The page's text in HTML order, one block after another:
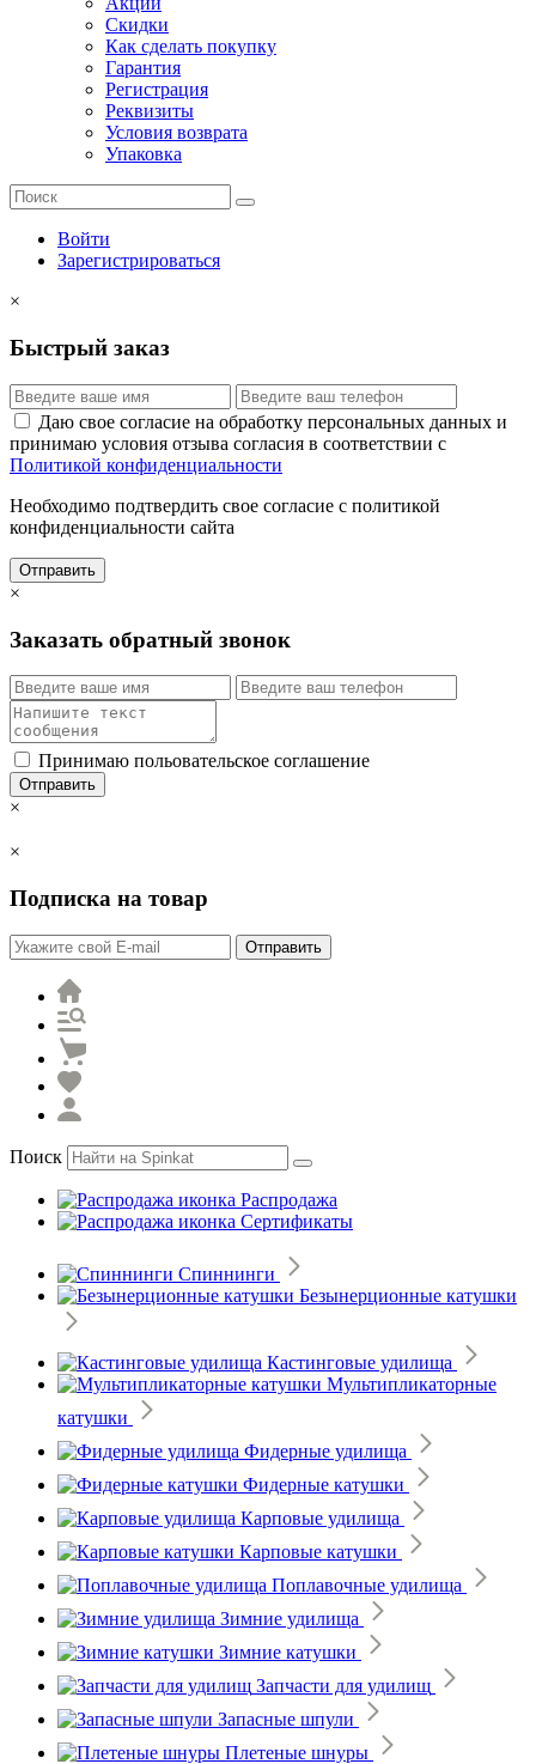
Скидки
Как сделать покупку
Гарантия
Регистрация
Реквизиты
Условия возврата
Упаковка
Войти
Зарегистрироваться
×
Быстрый заказ
Даю свое согласие на обработку персональных данных и
принимаю условия отзыва согласия в соответствии с
Политикой конфиденциальности
Необходимо подтвердить свое согласие с политикой
конфиденциальности сайта
Отправить
×
Заказать обратный звонок
Принимаю польовательское соглашение
Отправить
×
×
Подписка на товар
Отправить
Поиск
Распродажа
Сертификаты
Спиннинги
Безынерционные катушки
Кастинговые удилища
Мультипликаторные
катушки
Фидерные удилища
Фидерные катушки
Карповые удилища
Карповые катушки
Поплавочные удилища
Зимние удилища
Зимние катушки
Запчасти для удилищ
Запасные шпули
Плетеные шнуры